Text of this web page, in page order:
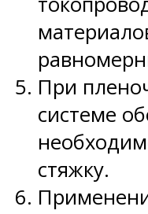
При
системе
стяжку.